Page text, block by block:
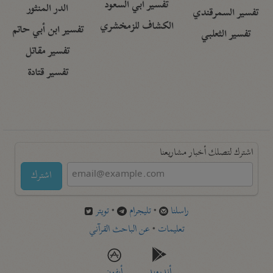
تفسير السمرقندي
تفسير الثعلبي
تفسير أبي السعود
الكشاف للزمخشري
الدر المنثور
تفسير ابن أبي حاتم
تفسير مقاتل
تفسير قتادة
اشترك لتصلك أخبار مشاريعنا
اشترك
راسلنا •تليجرام •تويتر
تعليمات •عن الباحث القرآني